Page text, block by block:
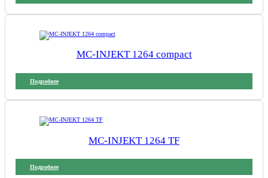
MC-INJEKT 1264 compact
Подробнее
MC-INJEKT 1264 TF
Подробнее